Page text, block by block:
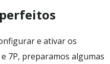
e ativar os
7P, preparamos algumas